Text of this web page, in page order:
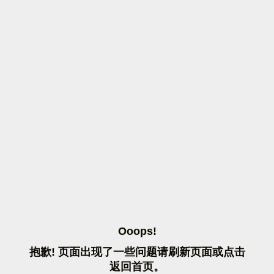
OOOPS!
抱歉! 页面出现了一些问题请刷 新页面或点击
返 回首页。